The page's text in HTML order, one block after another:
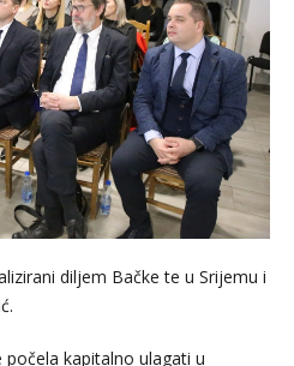
diljem Bačke te u Srijemu i
počela kapitalno ulagati u